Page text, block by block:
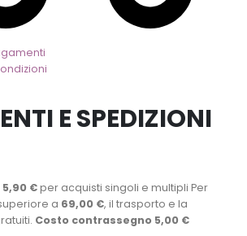
E SPEDIZIONI
5,90 €per acquisti singoli e multipli Per
a 69,00 €, il trasporto e la
Costo contrassegno 5,00 €